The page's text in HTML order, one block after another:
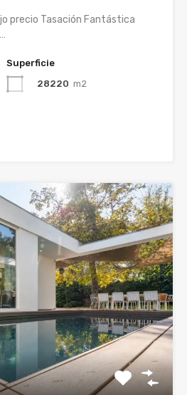
precio Tasación Fantástica
Superficie
28220 m2